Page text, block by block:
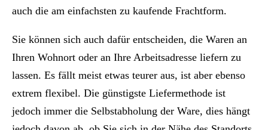
auch die am einfachsten zu kaufende Frachtform.
Sie können sich auch dafür entscheiden, die Waren an
Ihren Wohnort oder an Ihre Arbeitsadresse liefern zu
lassen. Es fällt meist etwas teurer aus, ist aber ebenso
extrem flexibel. Die günstigste Liefermethode ist
jedoch immer die Selbstabholung der Ware, dies hängt